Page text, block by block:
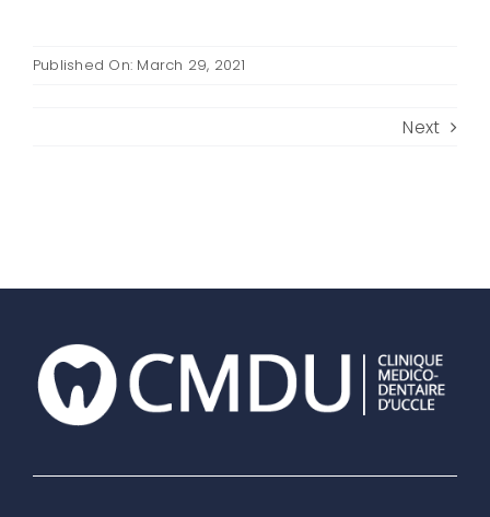
Published On: March 29, 2021
Next